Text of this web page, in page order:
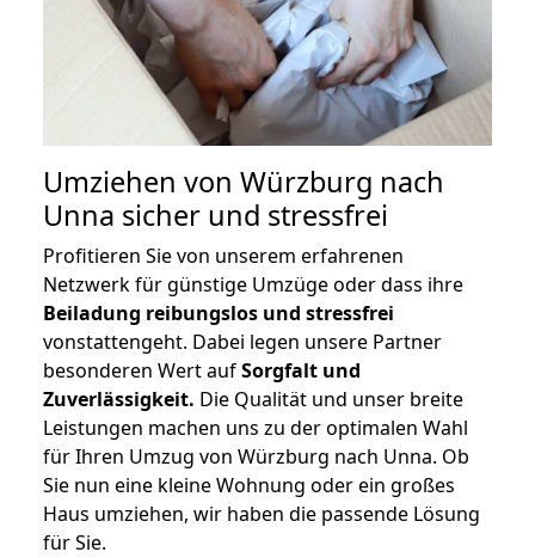
Umziehen von Würzburg nach
Unna sicher und stressfrei
Profitieren Sie von unserem erfahrenen
Netzwerk für günstige Umzüge oder dass ihre
Beiladung reibungslos und stressfrei
vonstattengeht. Dabei legen unsere Partner
besonderen Wert aufSorgfalt und
Zuverlässigkeit. Die Qualität und unser breite
Leistungen machen uns zu der optimalen Wahl
für Ihren Umzug von Würzburg nach Unna. Ob
Sie nun eine kleine Wohnung oder ein großes
Haus umziehen, wir haben die passende Lösung
für Sie.